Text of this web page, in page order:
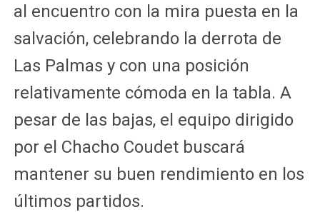
al encuentro con la mira puesta en la
salvación, celebrando la derrota de
Las Palmas y con una posición
relativamente cómoda en la tabla. A
pesar de las bajas, el equipo dirigido
por el Chacho Coudet buscará
mantener su buen rendimiento en los
últimos partidos.